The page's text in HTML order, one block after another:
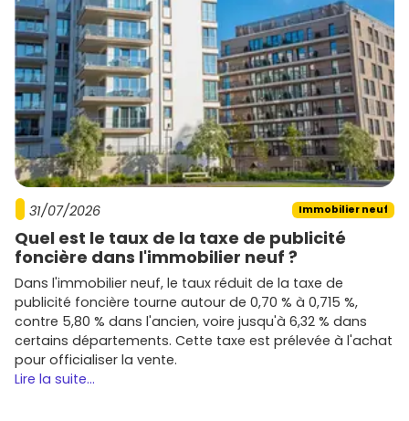
31/07/2026 Immobilier neuf
Quel est le taux de la taxe de publicité
foncière dans l'immobilier neuf ?
Dans l'immobilier neuf, le taux réduit de la taxe de
publicité foncière tourne autour de 0,70 % à 0,715 %,
contre 5,80 % dans l'ancien, voire jusqu'à 6,32 % dans
certains départements. Cette taxe est prélevée à l'achat
pour officialiser la vente.
Lire la suite...